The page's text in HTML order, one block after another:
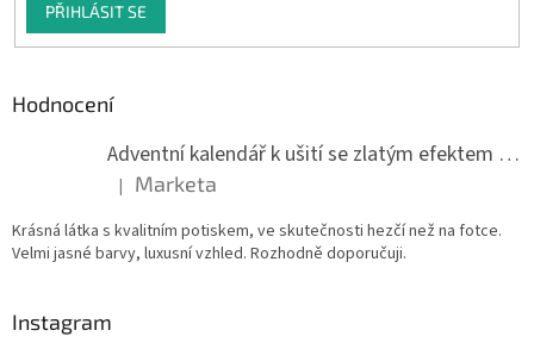
PŘIHLÁSIT SE
Hodnocení
Adventní kalendář k ušití se zlatým efektem 042Q
Hodnocení produktu je 5 z 5 hvězdiček.
| Marketa
Krásná látka s kvalitním potiskem, ve skutečnosti hezčí než na fotce.
Velmi jasné barvy, luxusní vzhled. Rozhodně doporučuji.
Instagram